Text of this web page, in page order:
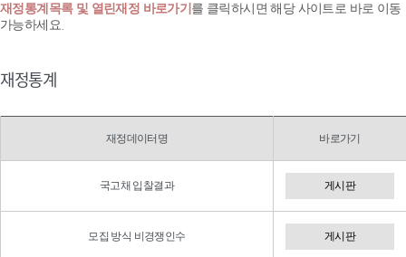
재정통계목록 및 열린재정 바로가기 를 클릭하시면 해당 사이트로 바로 이동
가능하세요.
재정통계
재정데이터명 바로가기
국고채 입찰결과 게시판
모집 방식 비경쟁인수 게시판